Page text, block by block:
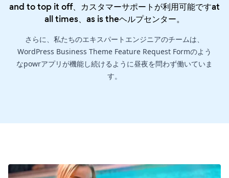
and to top it off、カスタマーサポートが利用可能ですat
all times、as is theヘルプセンター。
さらに、私たちのエキスパートエンジニアのチームは、
WordPress Business Theme Feature Request Formのよう
なpowrアプリが機能し続けるように昼夜を問わず働いていま
す。